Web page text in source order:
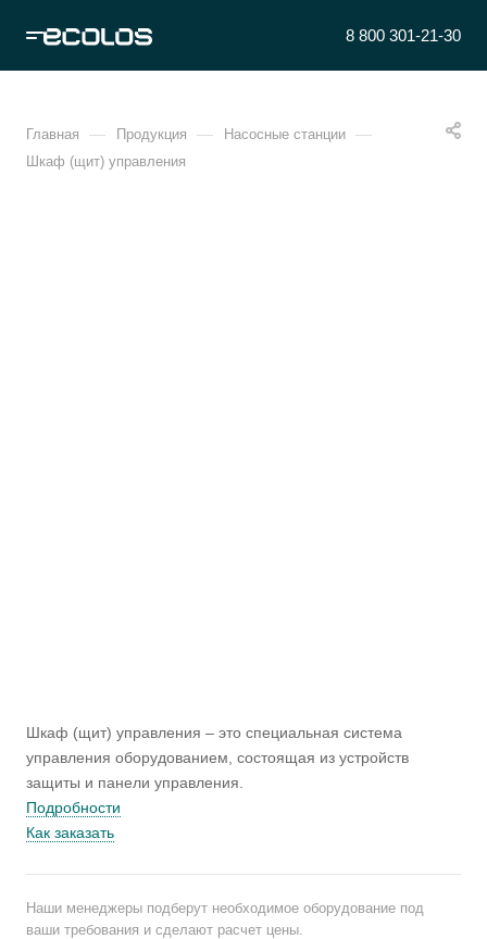
8 800 301-21-30
Главная — Продукция — Насосные станции —
Шкаф (щит) управления
Шкаф (щит) управления – это специальная система
управления оборудованием, состоящая из устройств
защиты и панели управления.
Подробности
Как заказать
Наши менеджеры подберут необходимое оборудование под
ваши требования и сделают расчет цены.